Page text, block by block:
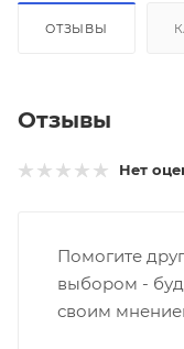
ОТЗЫВЫ
Отзывы
Нет
Помогите
выбором -
своим